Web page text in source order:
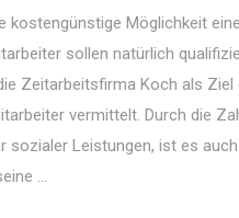
kostengünstige Möglichkeit
sollen natürlich
Zeitarbeitsfirma Koch als Ziel
vermittelt. Durch die
sozialer Leistungen, ist es
...